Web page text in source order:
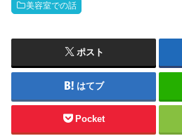
美容室での話
ポスト
はてブ
Pocket